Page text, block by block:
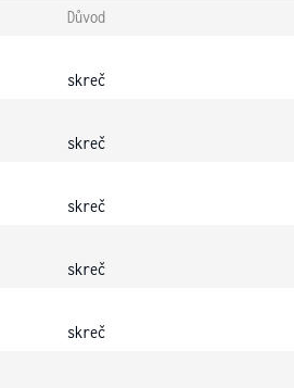
Důvod
skreč
skreč
skreč
skreč
skreč